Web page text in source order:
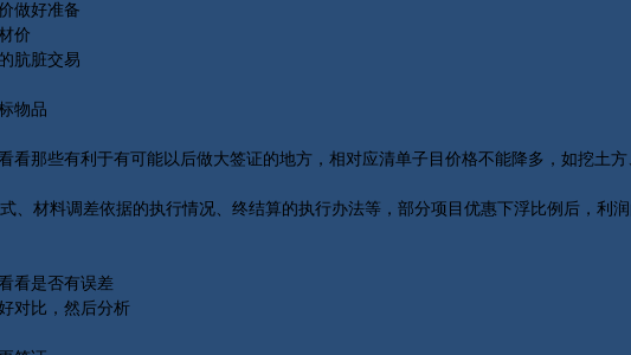
做好准备
价
肮脏交易
物品
些有利于有可能以后做大签证的地方，相对应清单子目价格不能降多，如挖土方
料调差依据的执行情况、终结算的执行办法等，部分项目优惠下浮比例后，利润
看是否有误差
对比，然后分析